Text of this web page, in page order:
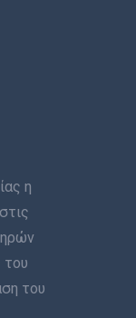
η
του
του